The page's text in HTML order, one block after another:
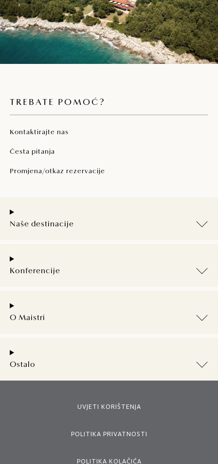
TREBATE POMOĆ?
Kontaktirajte nas
Česta pitanja
Promjena/otkaz rezervacije
Naše destinacije
Konferencije
O Maistri
Ostalo
UVJETI KORIŠTENJA
POLITIKA PRIVATNOSTI
POLITIKA KOLAČIĆA